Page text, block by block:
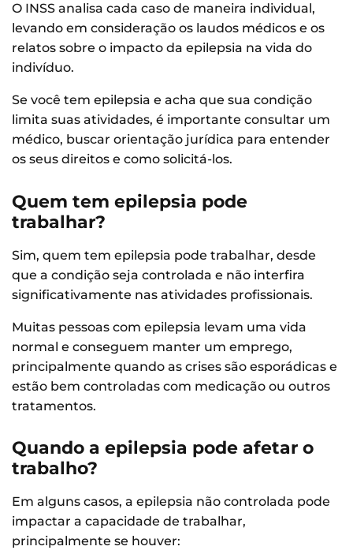
O INSS analisa cada caso de maneira individual,
levando em consideração os laudos médicos e os
relatos sobre o impacto da epilepsia na vida do
indivíduo.
Se você tem epilepsia e acha que sua condição
limita suas atividades, é importante consultar um
médico, buscar orientação jurídica para entender
os seus direitos e como solicitá-los.
Quem tem epilepsia pode
trabalhar?
Sim, quem tem epilepsia pode trabalhar, desde
que a condição seja controlada e não interfira
significativamente nas atividades profissionais.
Muitas pessoas com epilepsia levam uma vida
normal e conseguem manter um emprego,
principalmente quando as crises são esporádicas e
estão bem controladas com medicação ou outros
tratamentos.
Quando a epilepsia pode afetar o
trabalho?
Em alguns casos, a epilepsia não controlada pode
impactar a capacidade de trabalhar,
principalmente se houver: